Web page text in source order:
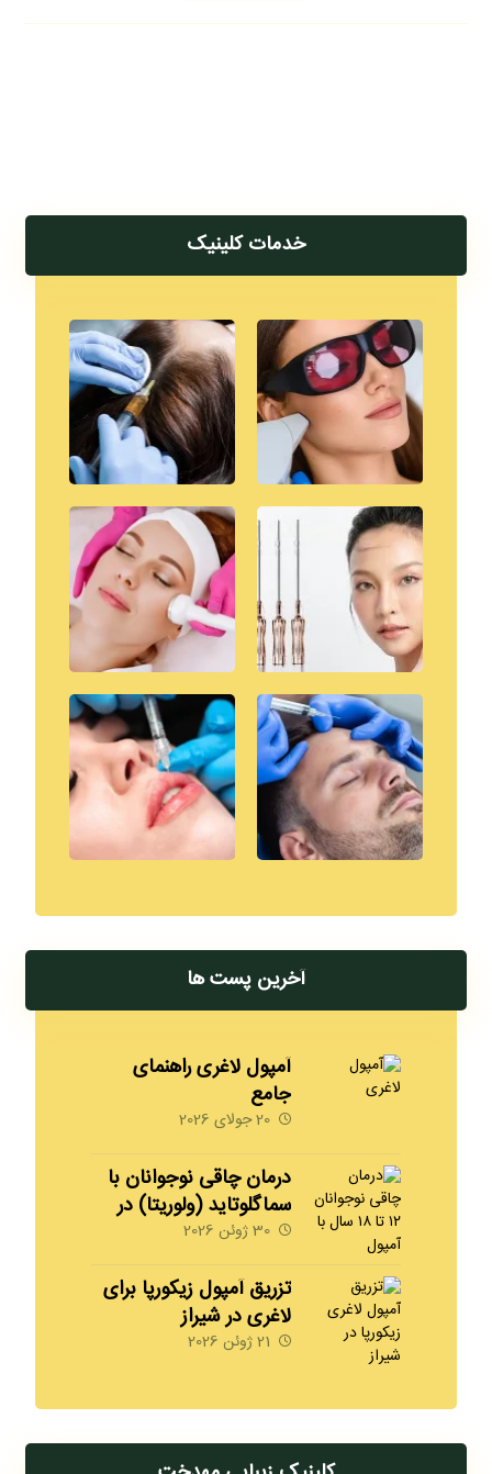
خدمات کلینیک
آخرین پست ها
آمپول لاغری راهنمای
جامع
20 جولای 2026
درمان چاقی نوجوانان با
سماگلوتاید (ولوریتا) در
شیراز | 09170008792
30 ژوئن 2026
تزریق آمپول زیکورپا برای
لاغری در شیراز
09170008792
21 ژوئن 2026